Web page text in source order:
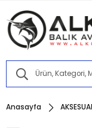
Anasayfa